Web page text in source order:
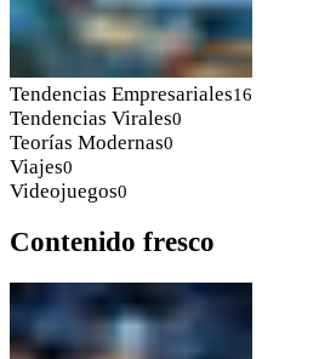
Tendencias Empresariales16
Tendencias Virales0
Teorías Modernas0
Viajes0
Videojuegos0
Contenido fresco